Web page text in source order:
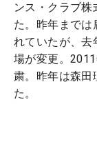
ンス・クラブ
た。昨年までは
れていたが、去
場が変更。
粛。昨年は森田
た。